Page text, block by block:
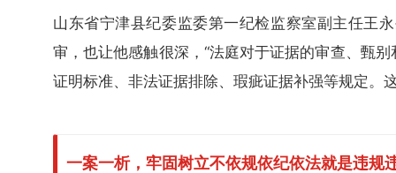
山东省宁津县纪委监委第一纪检监察室副主任王
审，也让他感触很深，“法庭对于证据的审查、甄
证明标准、非法证据排除、瑕疵证据补强等规定。
一案一析，牢固树立不依规依纪依法就是违规